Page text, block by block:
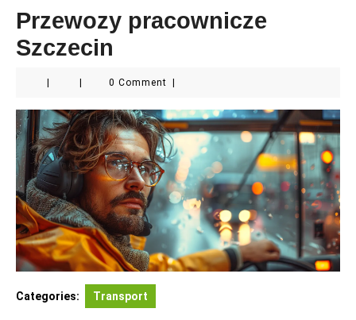
Przewozy pracownicze
Szczecin
0 Comment
Categories: Transport